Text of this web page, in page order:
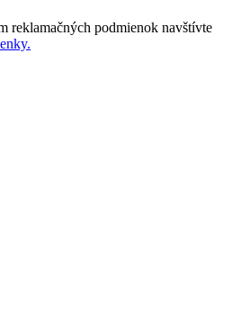
reklamačných podmienok navštívte